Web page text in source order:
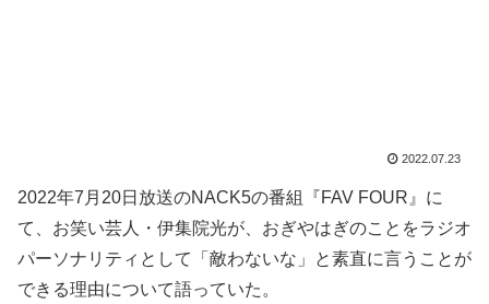
2022.07.23
2022年7月20日放送のNACK5の番組『FAV FOUR』に
て、お笑い芸人・伊集院光が、おぎやはぎのことをラジオ
パーソナリティとして「敵わないな」と素直に言うことが
できる理由について語っていた。